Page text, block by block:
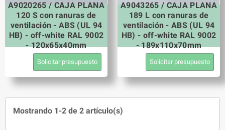
A9020265 / CAJA PLANA
120 S con ranuras de
ventilación - ABS (UL 94
HB) - off-white RAL 9002
- 120x65x40mm
Solicitar presupuesto
A9043265 / CAJA PLANA
189 L con ranuras de
ventilación - ABS (UL 94
HB) - off-white RAL 9002
- 189x110x70mm
Solicitar presupuesto
Mostrando 1-2 de 2 artículo(s)